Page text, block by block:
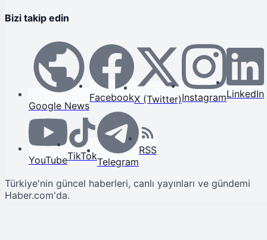
Bizi takip edin
Google News
FacebookX (Twitter)InstagramLinkedIn
YouTubeTikTokTelegram
RSS
Türkiye'nin güncel haberleri, canlı yayınları ve gündemi
Haber.com'da.